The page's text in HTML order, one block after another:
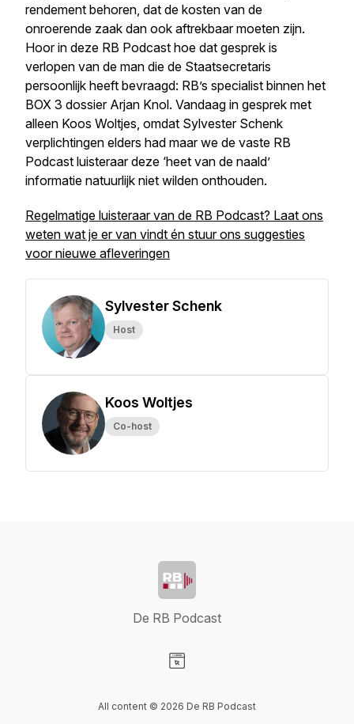
rendement behoren, dat de kosten van de
onroerende zaak dan ook aftrekbaar moeten zijn.
Hoor in deze RB Podcast hoe dat gesprek is
verlopen van de man die de Staatsecretaris
persoonlijk heeft bevraagd: RB’s specialist binnen het
BOX 3 dossier Arjan Knol. Vandaag in gesprek met
alleen Koos Woltjes, omdat Sylvester Schenk
verplichtingen elders had maar we de vaste RB
Podcast luisteraar deze ‘heet van de naald’
informatie natuurlijk niet wilden onthouden.
Regelmatige luisteraar van de RB Podcast? Laat ons
weten wat je er van vindt én stuur ons suggesties
voor nieuwe afleveringen
Sylvester Schenk
Host
Koos Woltjes
Co-host
De RB Podcast
All content © 2026 De RB Podcast